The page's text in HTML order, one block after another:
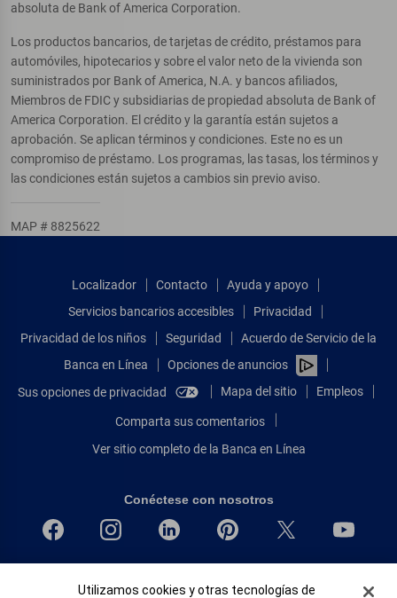
absoluta de Bank of America Corporation.
Los productos bancarios, de tarjetas de crédito, préstamos para
automóviles, hipotecarios y sobre el valor neto de la vivienda son
suministrados por Bank of America, N.A. y bancos afiliados,
Miembros de FDIC y subsidiarias de propiedad absoluta de Bank of
America Corporation. El crédito y la garantía están sujetos a
aprobación. Se aplican términos y condiciones. Este no es un
compromiso de préstamo. Los programas, las tasas, los términos y
las condiciones están sujetos a cambios sin previo aviso.
MAP # 8825622
Localizador Contacto
Ayuda y apoyo
Servicios bancarios accesibles
Privacidad
Privacidad de los niños
Seguridad
Acuerdo de Servicio de la
Banca en Línea
Opciones de anuncios
Sus opciones de privacidad
Mapa del sitio Empleos
Comparta sus comentarios
Ver sitio completo de la Banca en Línea
Conéctese con nosotros
Igualdad de oportunidades en préstamos para viviendas
Banner de Cookies
Utilizamos cookies y otras tecnologías de